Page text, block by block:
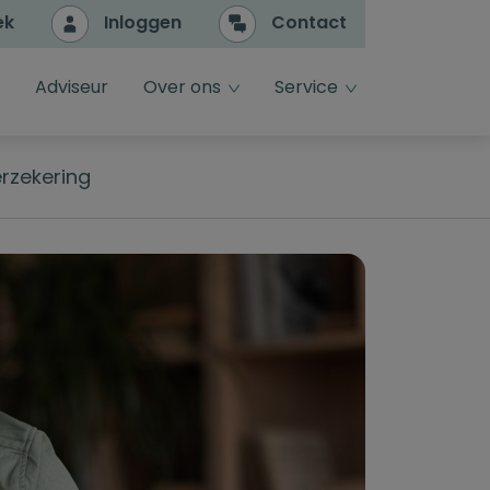
Inloggen Contact
Adviseur Over ons dropdown toggle
Service dropdown toggle